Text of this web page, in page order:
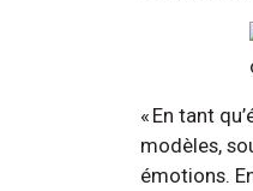
« En tant
modèles,
émotions.